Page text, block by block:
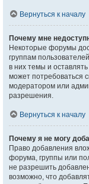
Вернуться к началу
Почему мне
Некоторые форумы
группам
в них темы и
может потребоваться
модератором или
разрешения.
Вернуться к началу
Почему я не могу
Право добавления
форума, группы или
не разрешить
возможно, что